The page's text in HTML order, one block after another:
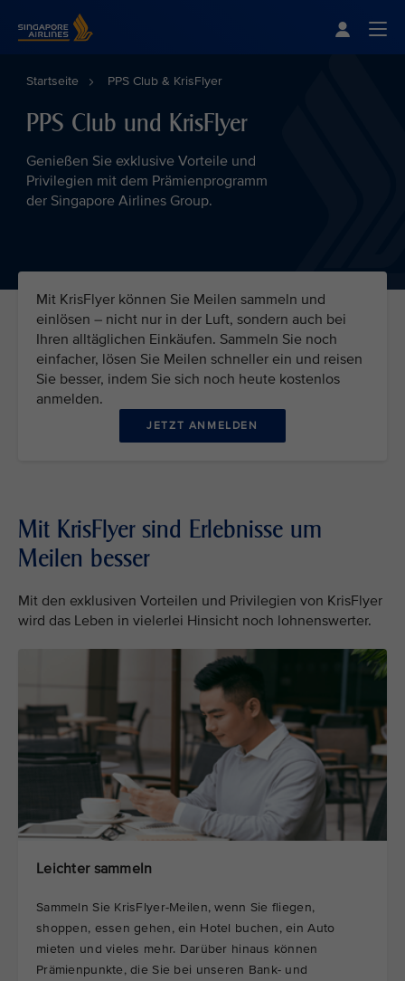
Startseite PPS Club & KrisFlyer
PPS Club und KrisFlyer
Genießen Sie exklusive Vorteile und
Privilegien mit dem Prämienprogramm
der Singapore Airlines Group.
Mit KrisFlyer können Sie Meilen sammeln und
einlösen – nicht nur in der Luft, sondern auch bei
Ihren alltäglichen Einkäufen. Sammeln Sie noch
einfacher, lösen Sie Meilen schneller ein und reisen
Sie besser, indem Sie sich noch heute kostenlos
anmelden.
JETZT ANMELDEN
Mit KrisFlyer sind Erlebnisse um
Meilen besser
Mit den exklusiven Vorteilen und Privilegien von KrisFlyer
wird das Leben in vielerlei Hinsicht noch lohnenswerter.
Leichter sammeln
Sammeln Sie KrisFlyer-Meilen, wenn Sie fliegen,
shoppen, essen gehen, ein Hotel buchen, ein Auto
mieten und vieles mehr. Darüber hinaus können
Prämienpunkte, die Sie bei unseren Bank- und